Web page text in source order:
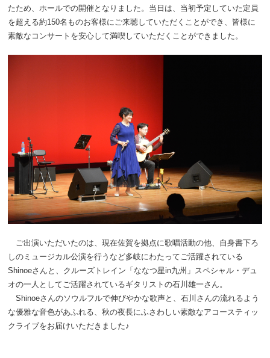
たため、ホールでの開催となりました。当日は、当初予定していた定員
を超える約150名ものお客様にご来聴していただくことができ、皆様に
素敵なコンサートを安心して満喫していただくことができました。
ご出演いただいたのは、現在佐賀を拠点に歌唱活動の他、自身書下ろ
しのミュージカル公演を行うなど多岐にわたってご活躍されている
Shinoeさんと、クルーズトレイン「ななつ星in九州」スペシャル・デュ
オの一人としてご活躍されているギタリストの石川雄一さん。
Shinoeさんのソウルフルで伸びやかな歌声と、石川さんの流れるよう
な優雅な音色があふれる、秋の夜長にふさわしい素敵なアコースティッ
クライブをお届けいただきました♪